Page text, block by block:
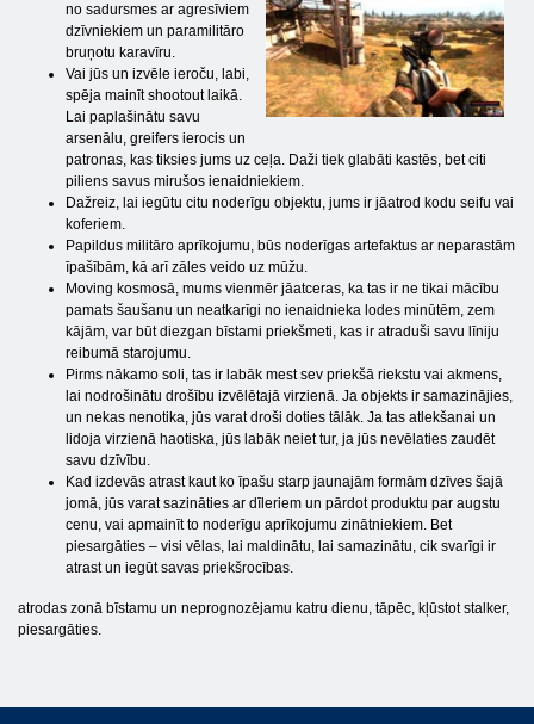
no sadursmes ar agresīviem
dzīvniekiem un paramilitāro
bruņotu karavīru.
Vai jūs un izvēle ieroču, labi,
spēja mainīt shootout laikā.
Lai paplašinātu savu
arsenālu, greifers ierocis un
patronas, kas tiksies jums uz ceļa. Daži tiek glabāti kastēs, bet citi
piliens savus mirušos ienaidniekiem.
Dažreiz, lai iegūtu citu noderīgu objektu, jums ir jāatrod kodu seifu vai
koferiem.
Papildus militāro aprīkojumu, būs noderīgas artefaktus ar neparastām
īpašībām, kā arī zāles veido uz mūžu.
Moving kosmosā, mums vienmēr jāatceras, ka tas ir ne tikai mācību
pamats šaušanu un neatkarīgi no ienaidnieka lodes minūtēm, zem
kājām, var būt diezgan bīstami priekšmeti, kas ir atraduši savu līniju
reibumā starojumu.
Pirms nākamo soli, tas ir labāk mest sev priekšā riekstu vai akmens,
lai nodrošinātu drošību izvēlētajā virzienā. Ja objekts ir samazinājies,
un nekas nenotika, jūs varat droši doties tālāk. Ja tas atlekšanai un
lidoja virzienā haotiska, jūs labāk neiet tur, ja jūs nevēlaties zaudēt
savu dzīvību.
Kad izdevās atrast kaut ko īpašu starp jaunajām formām dzīves šajā
jomā, jūs varat sazināties ar dīleriem un pārdot produktu par augstu
cenu, vai apmainīt to noderīgu aprīkojumu zinātniekiem. Bet
piesargāties – visi vēlas, lai maldinātu, lai samazinātu, cik svarīgi ir
atrast un iegūt savas priekšrocības.
atrodas zonā bīstamu un neprognozējamu katru dienu, tāpēc, kļūstot stalker,
piesargāties.